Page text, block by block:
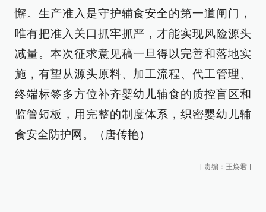
懈。生产准入是守护辅食安全的第一道闸门，
唯有把准入关口抓牢抓严，才能实现风险源头
减量。本次征求意见稿一旦得以完善和落地实
施，有望从源头原料、加工流程、代工管理、
终端标签多方位补齐婴幼儿辅食的质控盲区和
监管短板，用完整的制度体系，织密婴幼儿辅
食安全防护网。（唐传艳）
[ 责编：王焕君 ]